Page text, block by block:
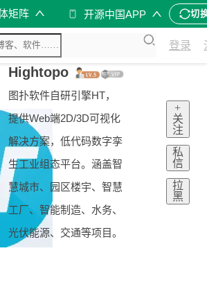
矩阵 开源中国APP 切
登录
Hightopo
图扑软件自研引擎HT，
提供Web端2D/3D可视化
解决方案，低代码数字孪
生工业组态平台。涵盖智
慧城市、园区楼宇、智慧
工厂、智能制造、水务、
光伏能源、交通等项目。
+
关
注
私
信
拉
黑